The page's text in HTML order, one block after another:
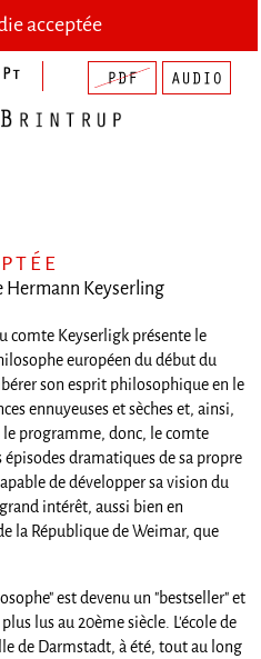
acceptée
Hermann Keyserling
comte Keyserligk présente le
européen du début du
son esprit philosophique en le
ennuyeuses et sèches et, ainsi,
programme, donc, le comte
dramatiques de sa propre
de développer sa vision du
intérêt, aussi bien en
la République de Weimar, que
est devenu un "bestseller" et
lus au 20ème siècle. L'école de
de Darmstadt, à été, tout au long